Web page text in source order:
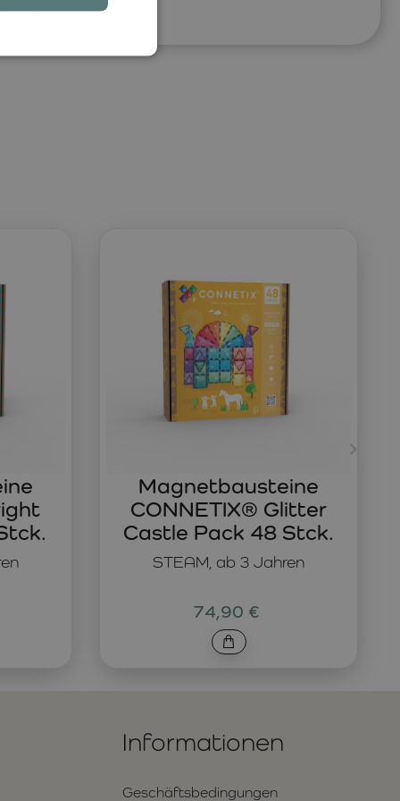
STEAM, ab 3 Jahren
Magnetbausteine
CONNETIX® Glitter
Castle Pack 48 Stck.
74,90 €
Informationen
Geschäftsbedingungen